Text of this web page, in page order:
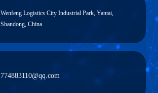
Wenfeng Logistics City Industrial Park, Yantai,
Shandong, China
774883110@qq.com